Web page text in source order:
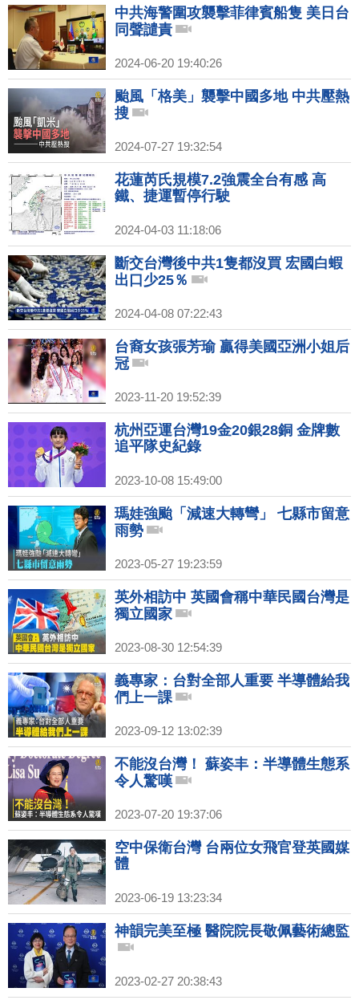
中共海警圍攻襲擊菲律賓船隻 美日台
同聲譴責
2024-06-20 19:40:26
颱風「格美」襲擊中國多地 中共壓熱
搜
2024-07-27 19:32:54
花蓮芮氏規模7.2強震全台有感 高
鐵、捷運暫停行駛
2024-04-03 11:18:06
斷交台灣後中共1隻都沒買 宏國白蝦
出口少25％
2024-04-08 07:22:43
台裔女孩張芳瑜 贏得美國亞洲小姐后
冠
2023-11-20 19:52:39
杭州亞運台灣19金20銀28銅 金牌數
追平隊史紀錄
2023-10-08 15:49:00
瑪娃強颱「減速大轉彎」 七縣市留意
雨勢
2023-05-27 19:23:59
英外相訪中 英國會稱中華民國台灣是
獨立國家
2023-08-30 12:54:39
義專家：台對全部人重要 半導體給我
們上一課
2023-09-12 13:02:39
不能沒台灣！ 蘇姿丰：半導體生態系
令人驚嘆
2023-07-20 19:37:06
空中保衛台灣 台兩位女飛官登英國媒
體
2023-06-19 13:23:34
神韻完美至極 醫院院長敬佩藝術總監
2023-02-27 20:38:43